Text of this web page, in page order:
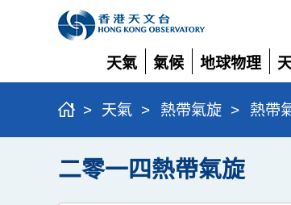
天氣
展
開
氣候
展
開
地球物理
展
開
> 天氣 > 熱帶氣旋 > 熱帶
二零一四熱帶氣旋